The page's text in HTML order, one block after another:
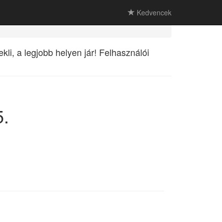
Kedvencek
a legjobb helyen jár! Felhasználói